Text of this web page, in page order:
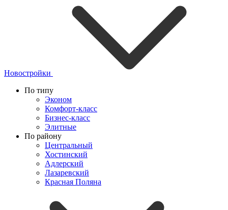
Новостройки
По типу
Эконом
Комфорт-класс
Бизнес-класс
Элитные
По району
Центральный
Хостинский
Адлерский
Лазаревский
Красная Поляна